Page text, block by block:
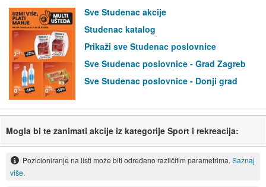
Sve Studenac akcije
Studenac katalog
Prikaži sve Studenac poslovnice
Sve Studenac poslovnice - Grad Zagreb
Sve Studenac poslovnice - Donji grad
Mogla bi te zanimati akcije iz kategorije Sport i rekreacija:
Pozicioniranje na listi može biti određeno različitim parametrima. Saznaj
više.